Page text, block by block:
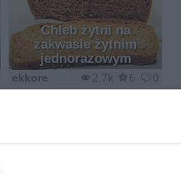
Chleb żytni na
zakwasie żytnim
jednorazowym
2.7k 6 0
ekkore